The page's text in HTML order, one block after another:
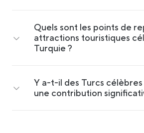
Quels sont les points de
attractions touristiques
Turquie ?
Y a-t-il des Turcs
une contribution